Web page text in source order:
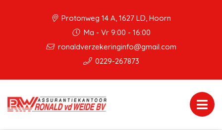
Protonweg 14 A, 1627 LD, Hoorn
Ma - Vr 9:00 - 16:00
ronaldverzekeringinfo@gmail.com
0229-267873